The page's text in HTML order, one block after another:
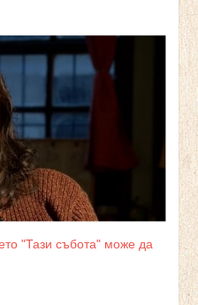
"Тази събота" може да